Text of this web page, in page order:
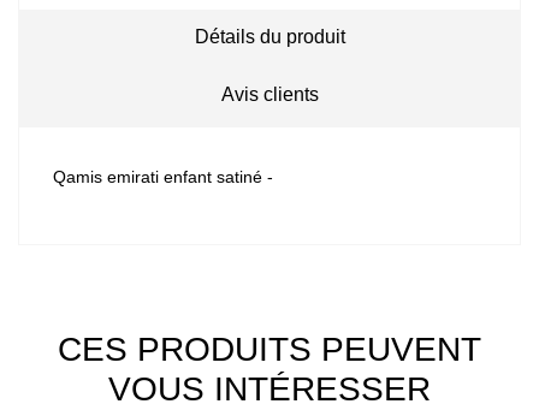
Détails du produit
Avis clients
Qamis emirati enfant satiné -
CES PRODUITS PEUVENT
VOUS INTÉRESSER